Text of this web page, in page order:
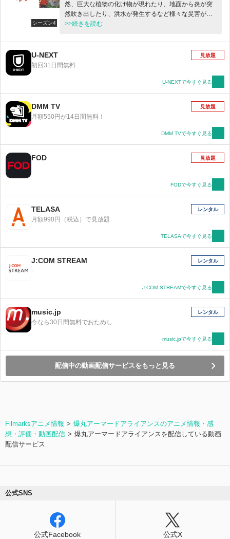
シーズン4
然、巨大な植物の化け物が現れたり、地面から炎が突
然吹き出したり、洪水が発生するなど様々な災害が発
生する。 どうやら惑星『ヴェストロイア』の6つの属
まで押し寄せてきた事が原因らしい。 このままだと地
球が危ないと感じたダンとオーサム・ワンのメンバー
たちは、エレメントエネルギーに詳しい学園長・ファ
する。 爆丸アカデミーではエレメントエネルギーを利
用して爆丸を更にパワーアップさせるためのトレーニ
ングや、爆丸バトルに必要な作戦の授業があったり、
ブローラーの体力をアップさせるための訓練など、爆
丸にまつわるありとあらゆることを学ぶことが出来
た。 個性的なクラスメイトや教師陣たちとの出会いと
交流を通して、ブローラー的にも人間的にも成長して
>>続きを読む
U-NEXT
初回31日間無料
見放題
U-NEXTで今すぐ見る
DMM TV
月額550円が14日間無料！
見放題
DMM TVで今すぐ見る
FOD 見放題
FODで今すぐ見る
TELASA
月額990円（税込）で見放題
レンタル
TELASAで今すぐ見る
J:COM STREAM
-
レンタル
J:COM STREAMで今すぐ見る
music.jp
今なら30日間無料でおためし
レンタル
music.jpで今すぐ見る
配信中の動画配信サービスをもっと見る
Filmarksアニメ情報
爆丸アーマードアライアンスのアニメ情報・感
想・評価・動画配信
爆丸アーマードアライアンスを配信している動画
配信サービス
公式SNS
公式Facebook 公式X